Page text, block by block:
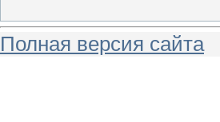
Полная версия сайта